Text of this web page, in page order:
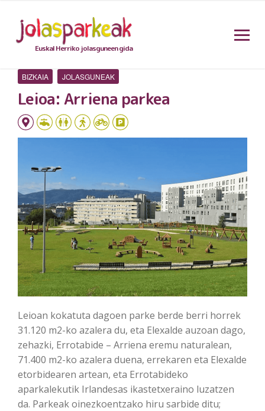
Euskal Herriko jolasguneen gida
BIZKAIA JOLASGUNEAK
Leioa: Arriena parkea
Leioan kokatuta dagoen parke berde berri horrek
31.120 m2-ko azalera du, eta Elexalde auzoan dago,
zehazki, Errotabide – Arriena eremu naturalean,
71.400 m2-ko azalera duena, errekaren eta Elexalde
etorbidearen artean, eta Errotabideko
aparkalekutik Irlandesas ikastetxeraino luzatzen
da. Parkeak oinezkoentzako hiru sarbide ditu;